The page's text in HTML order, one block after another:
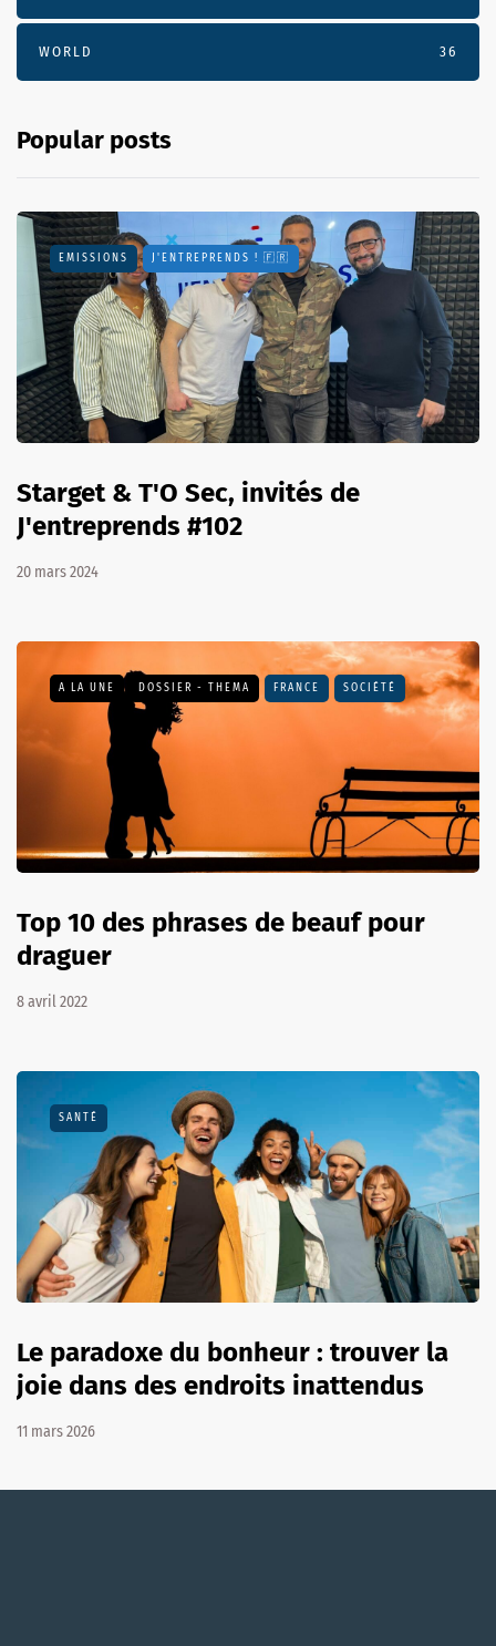
WORLD 36
Popular posts
EMISSIONS J'ENTREPRENDS ! 🇫🇷
Starget & T'O Sec, invités de
J'entreprends #102
20 mars 2024
A LA UNE DOSSIER - THEMA FRANCE SOCIÉTÉ
Top 10 des phrases de beauf pour
draguer
8 avril 2022
SANTÉ
Le paradoxe du bonheur : trouver la
joie dans des endroits inattendus
11 mars 2026